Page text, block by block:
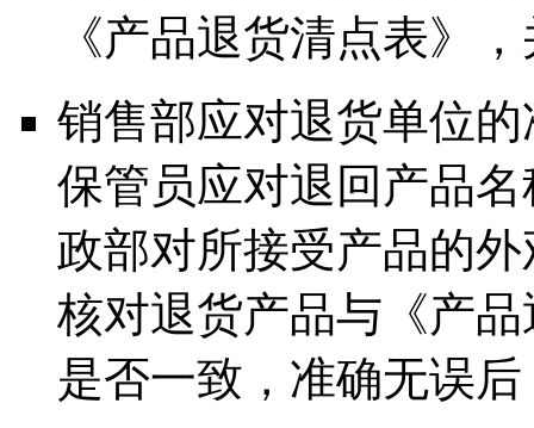
《产品退货清点表》
销售部应对退货单位
保管员应对退回产品
政部对所接受产品的
核对退货产品与《产
是否一致，准确无误